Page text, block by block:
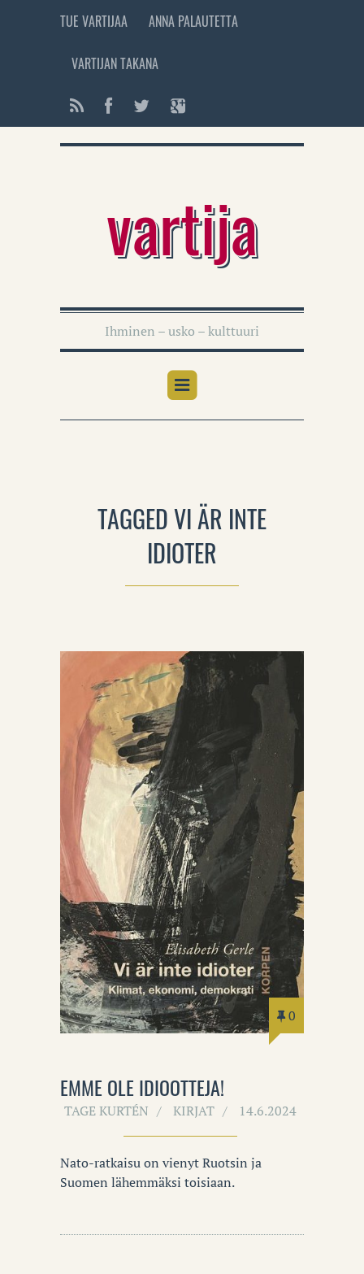
TUE VARTIJAA ANNA PALAUTETTA
VARTIJAN TAKANA
vartija
Ihminen – usko – kulttuuri
TAGGED VI ÄR INTE
IDIOTER
0
EMME OLE IDIOOTTEJA!
TAGE KURTÉN KIRJAT 14.6.2024
Nato-ratkaisu on vienyt Ruotsin ja
Suomen lähemmäksi toisiaan.